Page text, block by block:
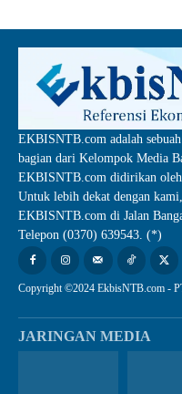
EKBISNTB.com adalah
bagian dari Kelompok Media
EKBISNTB.com didirikan oleh
Untuk lebih dekat dengan
EKBISNTB.com di Jalan
Telepon (0370) 639543. (*)
Copyright ©2024 EkbisNTB.com -
JARINGAN MEDIA